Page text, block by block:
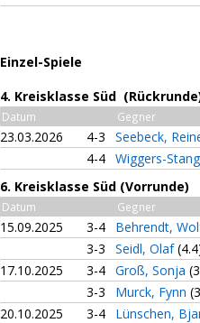
Einzel-Spiele
4. Kreisklasse Süd
Datum Gegner
23.03.2026 4-3
Seebeck,
4-4 Wiggers-
6. Kreisklasse Süd (Vorrunde)
Datum Gegner
15.09.2025 3-4
Behrendt,
3-3
Seidl, Olaf
17.10.2025
3-4 Groß, Sonja
3-3
Murck, Fynn
20.10.2025
3-4
Lünschen,